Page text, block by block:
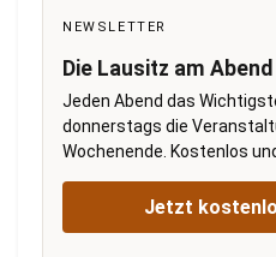
NEWSLETTER
Die Lausitz am
Jeden Abend das
donnerstags die
Wochenende. Kostenlos
Jetzt